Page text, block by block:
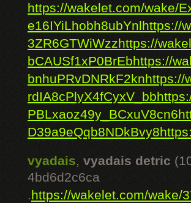
https://wakelet.com/wake/
e16IYiLhobh8ubYnlhttps://
3ZR6GTWiWzzhttps://
bCAUSf1xP0BrEbhttps://
bnhuPRvDNRkF2knhttps://
rdIA8cPlyX4fCyxV_bb
PBLxaoz49y_BCxuV8cn6
D39a9eQqb8NDkBvy8
vyadais, vyadais detric
4bd6d2c6ca
.https://wakelet.com/wake/